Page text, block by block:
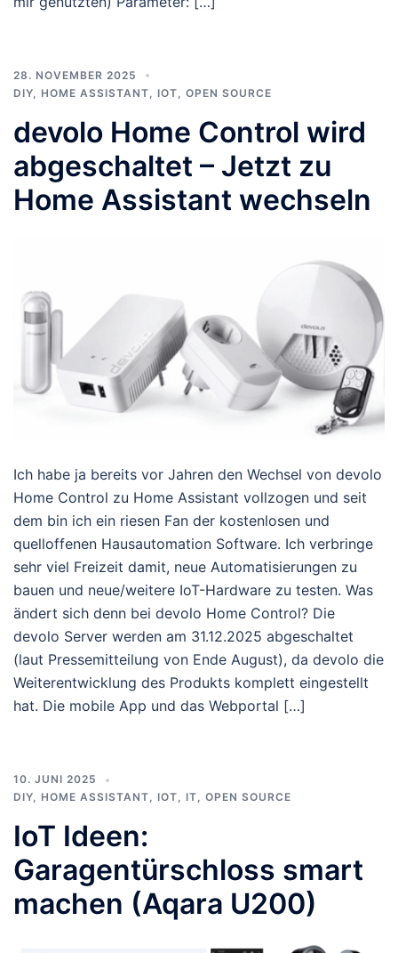
28. NOVEMBER 2025
DIY
HOME ASSISTANT IOT OPEN SOURCE
devolo Home Control wird
abgeschaltet – Jetzt zu
Home Assistant wechseln
Ich habe ja bereits vor Jahren den Wechsel von devolo
Home Control zu Home Assistant vollzogen und seit
dem bin ich ein riesen Fan der kostenlosen und
quelloffenen Hausautomation Software. Ich verbringe
sehr viel Freizeit damit, neue Automatisierungen zu
bauen und neue/weitere IoT-Hardware zu testen. Was
ändert sich denn bei devolo Home Control? Die
devolo Server werden am 31.12.2025 abgeschaltet
(laut Pressemitteilung von Ende August), da devolo die
Weiterentwicklung des Produkts komplett eingestellt
hat. Die mobile App und das Webportal […]
10. JUNI 2025
DIY
HOME ASSISTANT IOT IT OPEN SOURCE
IoT Ideen:
Garagentürschloss smart
machen (Aqara U200)